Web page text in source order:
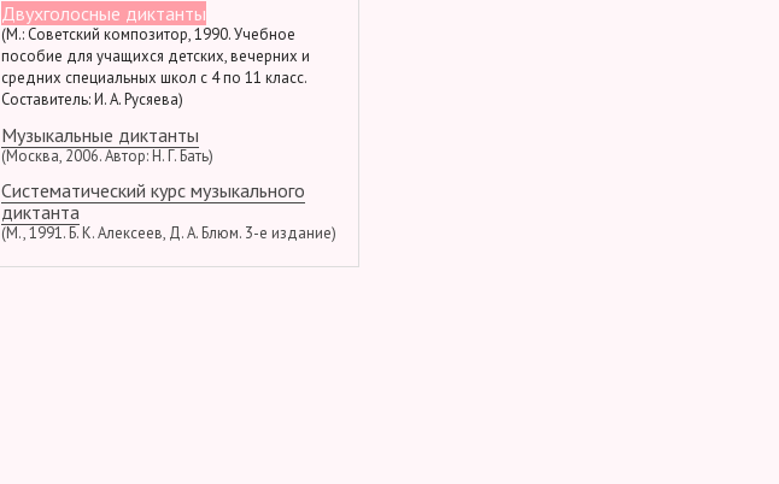
Двухголосные диктанты
(М.: Советский композитор, 1990. Учебное
пособие для учащихся детских, вечерних и
средних специальных школ с 4 по 11 класс.
Составитель: И. А. Русяева)
Музыкальные диктанты
(Москва, 2006. Автор: Н. Г. Бать)
Систематический курс музыкального
диктанта
(М., 1991. Б. К. Алексеев, Д. А. Блюм. 3-е издание)